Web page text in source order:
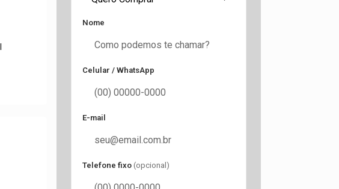
Nome
Celular / WhatsApp
E-mail
Telefone fixo (opcional)